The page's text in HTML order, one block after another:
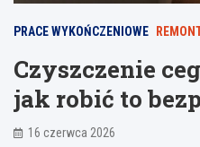
PRACE WYKOŃCZENIOWE
Czyszczenie
jak robić to
16 czerwca 2026